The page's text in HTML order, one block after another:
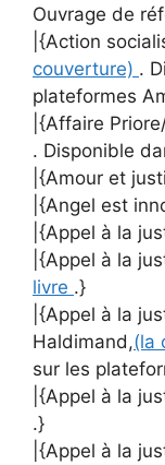
Ouvrage de
|{Action
couverture) .
plateformes
|{Affaire
. Disponible
|{Amour et
|{Angel est
|{Appel à la
|{Appel à la
livre .}
|{Appel à la
Haldimand,(la
sur les
|{Appel à la
.}
|{Appel à la